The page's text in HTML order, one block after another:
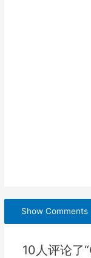
Show Comments
10人评论了